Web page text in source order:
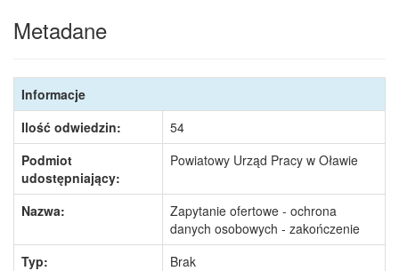
Metadane
Informacje
Ilość odwiedzin:
54
Podmiot
udostępniający:
Powiatowy Urząd Pracy w Oławie
Nazwa:
Zapytanie ofertowe - ochrona
danych osobowych - zakończenie
Typ:
Brak